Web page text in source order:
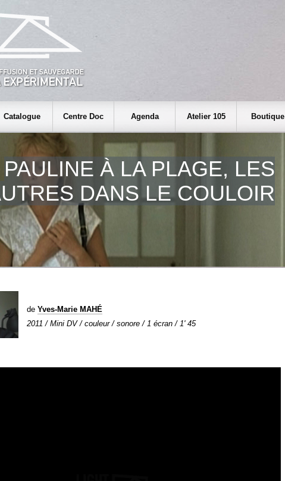
Catalogue Centre Doc Agenda Atelier 105 Boutique
PAULINE À LA PLAGE, LES
DANS LE COULOIR
de Yves-Marie MAHÉ
2011 / Mini DV / couleur / sonore / 1 écran / 1' 45